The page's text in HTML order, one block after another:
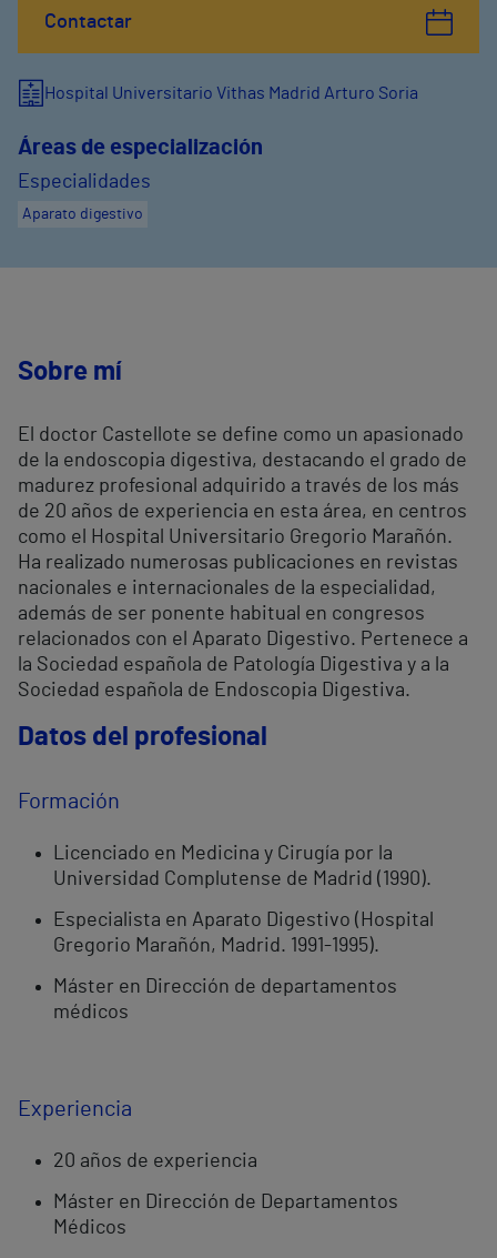
Contactar
Hospital Universitario Vithas Madrid Arturo Soria
Áreas de especialización
Especialidades
Aparato digestivo
Sobre mí
El doctor Castellote se define como un apasionado
de la endoscopia digestiva, destacando el grado de
madurez profesional adquirido a través de los más
de 20 años de experiencia en esta área, en centros
como el Hospital Universitario Gregorio Marañón.
Ha realizado numerosas publicaciones en revistas
nacionales e internacionales de la especialidad,
además de ser ponente habitual en congresos
relacionados con el Aparato Digestivo. Pertenece a
la Sociedad española de Patología Digestiva y a la
Sociedad española de Endoscopia Digestiva.
Datos del profesional
Formación
Licenciado en Medicina y Cirugía por la
Universidad Complutense de Madrid (1990).
Especialista en Aparato Digestivo (Hospital
Gregorio Marañón, Madrid. 1991-1995).
Máster en Dirección de departamentos
médicos
Experiencia
20 años de experiencia
Máster en Dirección de Departamentos
Médicos